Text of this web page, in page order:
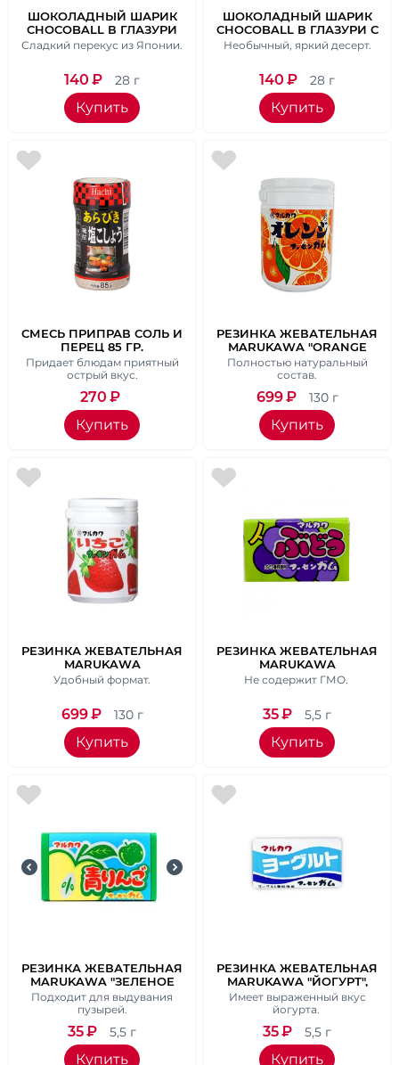
ШОКОЛАДНЫЙ ШАРИК
CHOCOBALL В ГЛАЗУРИ
ИЗ КЛУБНИЧНОГО
ШОКОЛАДА, MORINAGA,
Сладкий перекус из Японии.
140 ₽ 28 г
Купить
ШОКОЛАДНЫЙ ШАРИК
CHOCOBALL В ГЛАЗУРИ С
КАРАМЕЛЬНОЙ
НАЧИНКОЙ, MORINAGA,
Необычный, яркий десерт.
140 ₽ 28 г
Купить
СМЕСЬ ПРИПРАВ СОЛЬ И
ПЕРЕЦ 85 ГР.
Придает блюдам приятный
острый вкус.
270 ₽
Купить
РЕЗИНКА ЖЕВАТЕЛЬНАЯ
MARUKAWA "ORANGE
BOTTLE GUM", ВЕС 130 ГР.
Полностью натуральный
состав.
699₽ 130 г
Купить
РЕЗИНКА ЖЕВАТЕЛЬНАЯ
MARUKAWA
"STRAWBERRY BOTTLE
GUM", ВЕС 130 ГР.
Удобный формат.
699₽ 130 г
Купить
РЕЗИНКА ЖЕВАТЕЛЬНАЯ
MARUKAWA
"ВИНОГРАДНАЯ", ВЕС 5,5
ГР.
Не содержит ГМО.
35₽ 5,5 г
Купить
РЕЗИНКА ЖЕВАТЕЛЬНАЯ
MARUKAWA "ЗЕЛЕНОЕ
ЯБЛОКО", ВЕС 5,5 ГР.
Подходит для выдувания
пузырей.
35₽ 5,5 г
Купить
РЕЗИНКА ЖЕВАТЕЛЬНАЯ
MARUKAWA "ЙОГУРТ",
ВЕС 5,5 ГР.
Имеет выраженный вкус
йогурта.
35₽ 5,5 г
Купить